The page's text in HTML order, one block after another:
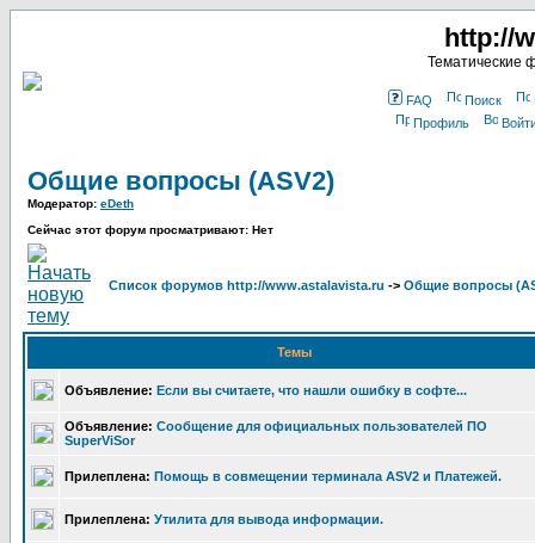
http://
Тематические
FAQ Поиск
Профиль
Общие вопросы (ASV2)
Модератор: eDeth
Сейчас этот форум просматривают: Нет
Список форумов http://www.astalavista.ru -> Общие вопросы
Темы
Объявление: Если вы считаете, что нашли ошибку в софте...
Объявление: Сообщение для официальных пользователей ПО
SuperViSor
Прилеплена: Помощь в совмещении терминала ASV2 и Платежей.
Прилеплена: Утилита для вывода информации.